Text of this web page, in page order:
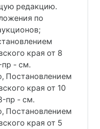
редакцию.
по
края от 8
пр - см.
Постановлением
края от 10
пр - см.
Постановлением
края от 5